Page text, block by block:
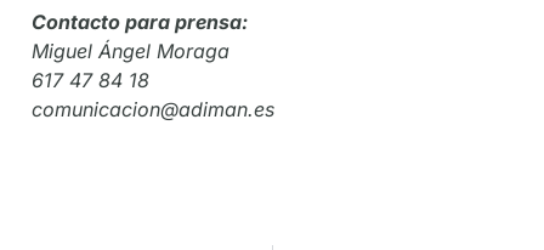
Contacto para prensa:
Miguel Ángel Moraga
617 47 84 18
comunicacion@adiman.es